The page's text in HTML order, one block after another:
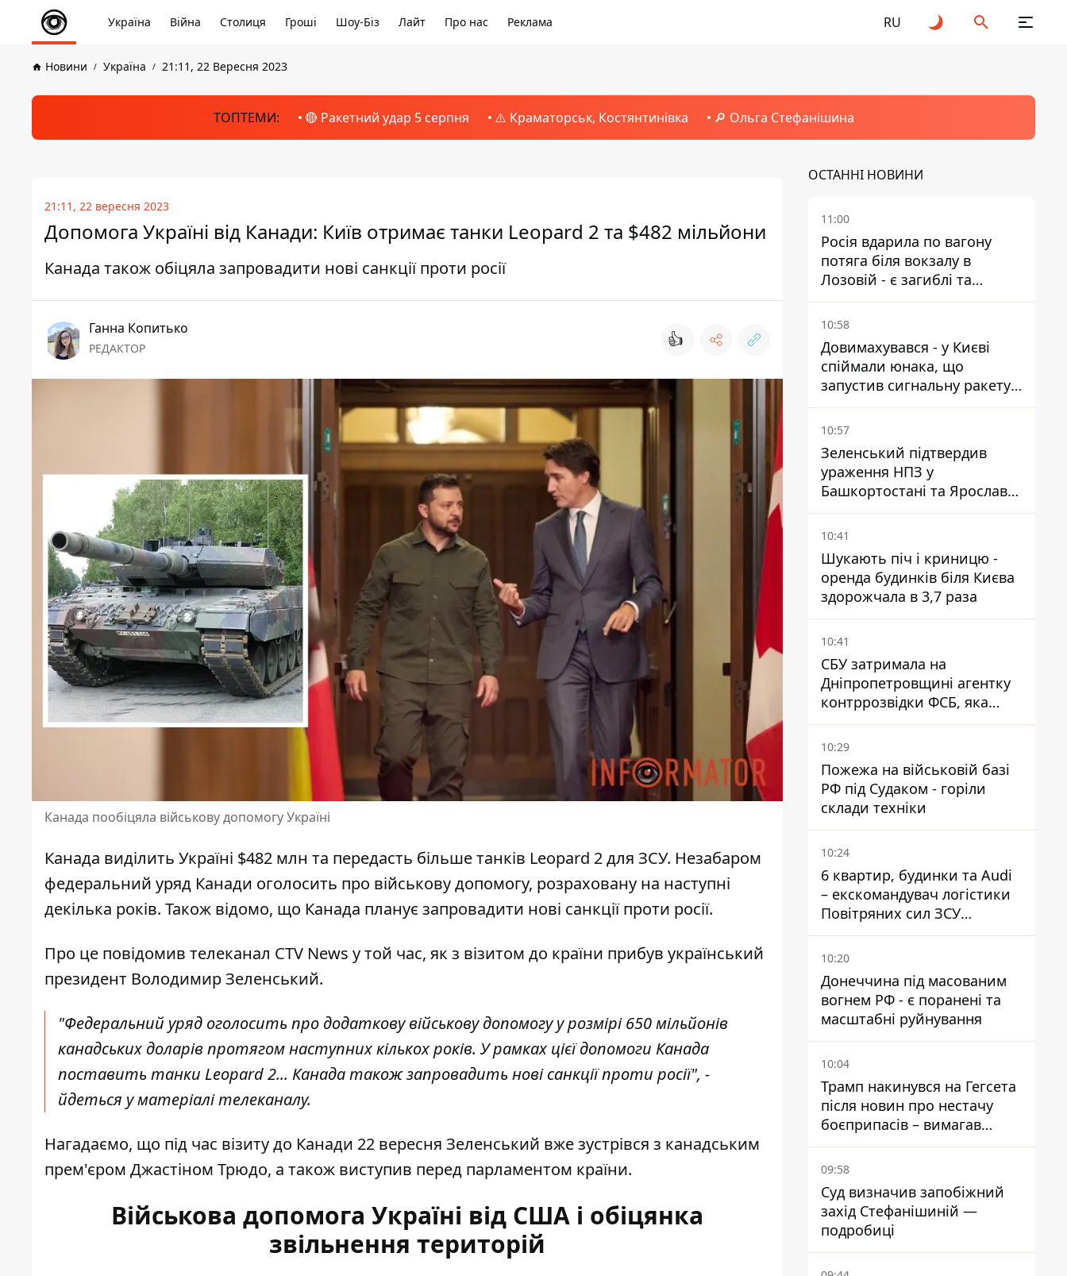
Україна Війна Столиця Гроші Шоу-Біз Лайт Про нас Реклама RU
Новини Україна 21:11, 22 Вересня 2023
ТОПТЕМИ: 🔴 Ракетний удар 5 серпня ⚠️ Краматорськ, Костянтинівка 🔎 Ольга Стефанішина
21:11, 22 вересня 2023
Допомога Україні від Канади: Київ отримає танки Leopard 2 та $482 мільйони
Канада також обіцяла запровадити нові санкції проти росії
Ганна Копитько
РЕДАКТОР 👍
Канада пообіцяла військову допомогу Україні
Канада виділить Україні $482 млн та передасть більше танків Leopard 2 для ЗСУ. Незабаром
федеральний уряд Канади оголосить про військову допомогу, розраховану на наступні
декілька років. Також відомо, що Канада планує запровадити нові санкції проти росії.
Про це повідомив телеканал CTV News у той час, як з візитом до країни прибув український
президент Володимир Зеленський.
"Федеральний уряд оголосить про додаткову військову допомогу у розмірі 650 мільйонів
канадських доларів протягом наступних кількох років. У рамках цієї допомоги Канада
поставить танки Leopard 2... Канада також запровадить нові санкції проти росії", -
йдеться у матеріалі телеканалу.
Нагадаємо, що під час візиту до Канади 22 вересня Зеленський вже зустрівся з канадським
прем'єром Джастіном Трюдо, а також виступив перед парламентом країни.
Військова допомога Україні від США і обіцянка
звільнення територій
ОСТАННІ НОВИНИ
11:00
Росія вдарила по вагону
потяга біля вокзалу в
Лозовій - є загиблі та
поранені
10:58
Довимахувався - у Києві
спіймали юнака, що
запустив сигнальну ракету,
аби потішити дівчат
10:57
Зеленський підтвердив
ураження НПЗ у
Башкортостані та Ярославлі
- відео
10:41
Шукають піч і криницю -
оренда будинків біля Києва
здорожчала в 3,7 раза
10:41
СБУ затримала на
Дніпропетровщині агентку
контррозвідки ФСБ, яка
готувала теракти –
шпигувала за військовими
10:29
Пожежа на військовій базі
РФ під Судаком - горіли
склади техніки
10:24
6 квартир, будинки та Audi
– екскомандувач логістики
Повітряних сил ЗСУ
отримав нову підозру
10:20
Донеччина під масованим
вогнем РФ - є поранені та
масштабні руйнування
10:04
Трамп накинувся на Гегсета
після новин про нестачу
боєприпасів – вимагав
пояснень
09:58
Суд визначив запобіжний
захід Стефанішиній —
подробиці